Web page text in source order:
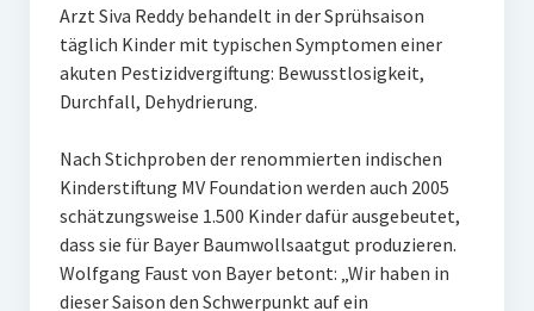
Arzt Siva Reddy behandelt in der Sprühsaison
täglich Kinder mit typischen Symptomen einer
akuten Pestizidvergiftung: Bewusstlosigkeit,
Durchfall, Dehydrierung.
Nach Stichproben der renommierten indischen
Kinderstiftung MV Foundation werden auch 2005
schätzungsweise 1.500 Kinder dafür ausgebeutet,
dass sie für Bayer Baumwollsaatgut produzieren.
Wolfgang Faust von Bayer betont: „Wir haben in
dieser Saison den Schwerpunkt auf ein